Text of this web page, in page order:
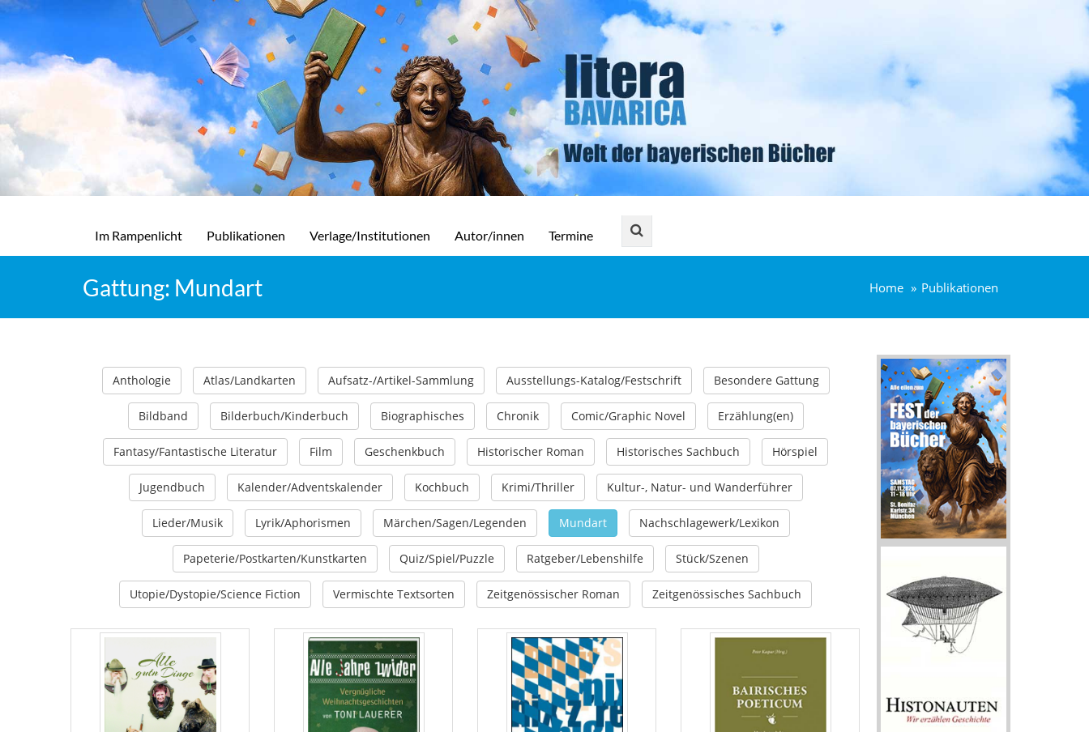
Im Rampenlicht Publikationen Verlage/Institutionen Autor/innen Termine
Gattung: Mundart Home Publikationen
Anthologie Atlas/Landkarten Aufsatz-/Artikel-Sammlung Ausstellungs-Katalog/Festschrift Besondere Gattung
Bildband Bilderbuch/Kinderbuch Biographisches Chronik Comic/Graphic Novel Erzählung(en)
Fantasy/Fantastische Literatur Film Geschenkbuch Historischer Roman Historisches Sachbuch Hörspiel
Jugendbuch Kalender/Adventskalender Kochbuch Krimi/Thriller Kultur-, Natur- und Wanderführer
Lieder/Musik Lyrik/Aphorismen Märchen/Sagen/Legenden Mundart Nachschlagewerk/Lexikon
Papeterie/Postkarten/Kunstkarten Quiz/Spiel/Puzzle Ratgeber/Lebenshilfe Stück/Szenen
Utopie/Dystopie/Science Fiction Vermischte Textsorten Zeitgenössischer Roman Zeitgenössisches Sachbuch